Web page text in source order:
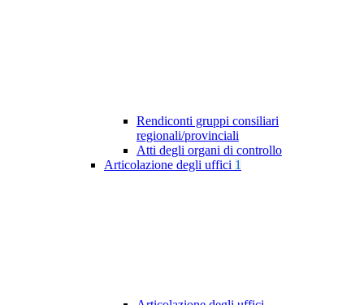
Rendiconti gruppi consiliari
regionali/provinciali
Atti degli organi di controllo
Articolazione degli uffici 1